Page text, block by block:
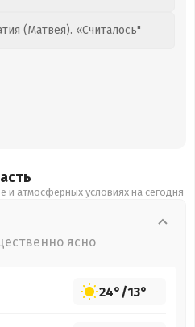
(Матвея). «Считалось"
и атмосферных условиях на сегодня
ясно
24°/13°